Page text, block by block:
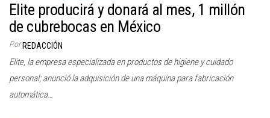
Elite producirá y donará al mes, 1 millón
de cubrebocas en México
Por REDACCIÓN
Elite, la empresa especializada en productos de higiene y cuidado
personal; anunció la adquisición de una máquina para fabricación
automática…